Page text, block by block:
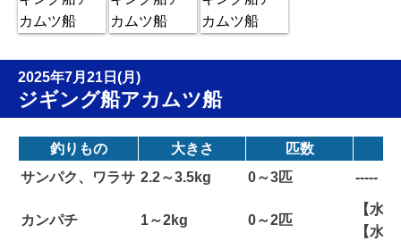
2025年7月21日(月)
ジギング船アカムツ船
釣りもの 大きさ
匹数
サンパク、ワラサ 2.2～3.5kg 0～3匹 -----
カンパチ 1～2kg 0～2匹
【水
【水